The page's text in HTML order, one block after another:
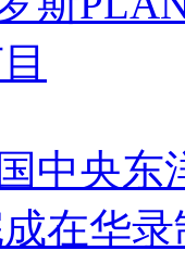
中央东
在华录